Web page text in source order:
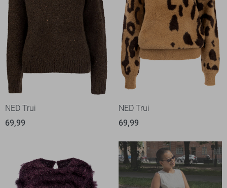
NED Trui
69,99
NED Trui
69,99